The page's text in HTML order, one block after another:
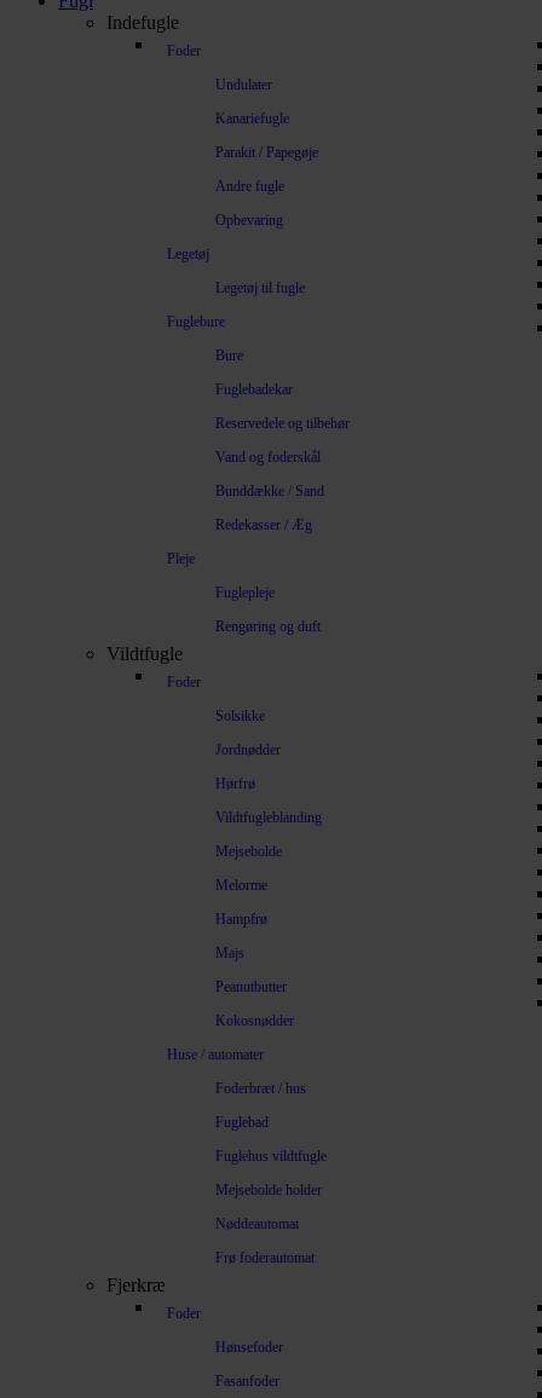
Indefugle
Foder
Undulater
Kanariefugle
Parakit / Papegøje
Andre fugle
Opbevaring
Legetøj
Legetøj til fugle
Fuglebure
Bure
Fuglebadekar
Reservedele og tilbehør
Vand og foderskål
Bunddække / Sand
Redekasser / Æg
Pleje
Fuglepleje
Rengøring og duft
Vildtfugle
Foder
Solsikke
Jordnødder
Hørfrø
Vildtfugleblanding
Mejsebolde
Melorme
Hampfrø
Majs
Peanutbutter
Kokosnødder
Huse / automater
Foderbræt / hus
Fuglebad
Fuglehus vildtfugle
Mejsebolde holder
Nøddeautomat
Frø foderautomat
Fjerkræ
Foder
Hønsefoder
Fasanfoder